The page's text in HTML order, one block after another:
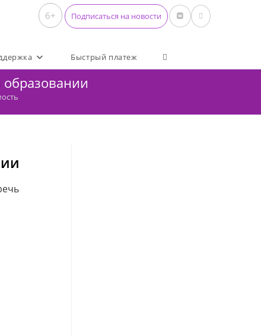
6+ Подписаться на новости
Быстрый платеж Переключить поиск по
образовании